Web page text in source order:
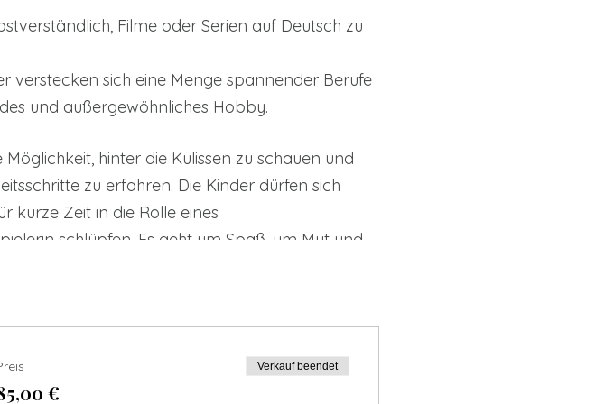
Filme oder Serien auf Deutsch zu
verstecken sich eine Menge spannender Berufe
und außergewöhnliches Hobby.
hinter die Kulissen zu schauen und
zu erfahren. Die Kinder dürfen sich
kurze Zeit in die Rolle eines
schlüpfen. Es geht um Spaß, um Mut und
getauscht. Während die einen Erfahrungen
synchronisieren, können die anderen
€
Verkauf beendet